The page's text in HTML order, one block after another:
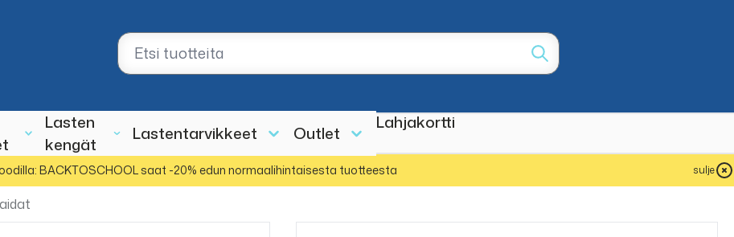
Lasten
kengät
Lastentarvikkeet Outlet
Lahjakortti
BACKTOSCHOOL saat -20% edun normaalihintaisesta tuotteesta sulje